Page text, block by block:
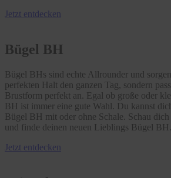
Jetzt entdecken
Bügel BH
Bügel BHs sind echte Allrounder und
perfekten Halt den ganzen Tag, sondern
Brustform perfekt an. Egal ob große oder
BH ist immer eine gute Wahl. Du kannst
Bügel BH mit oder ohne Schale. Schau
und finde deinen neuen Lieblings Bügel BH.
Jetzt entdecken